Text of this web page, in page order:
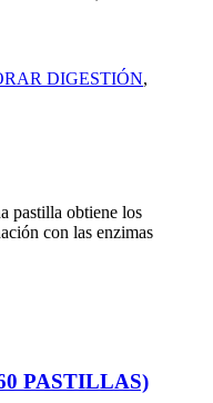
DIGESTIÓN,
pastilla obtiene los
con las enzimas
PASTILLAS)